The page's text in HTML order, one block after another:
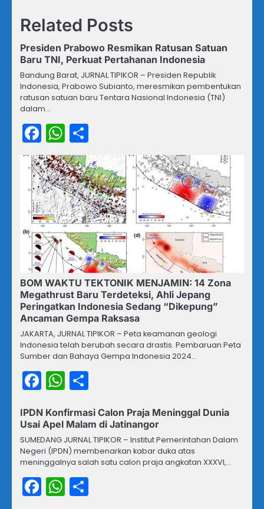
Related Posts
Presiden Prabowo Resmikan Ratusan Satuan
Baru TNI, Perkuat Pertahanan Indonesia
Bandung Barat, JURNAL TIPIKOR – Presiden Republik
Indonesia, Prabowo Subianto, meresmikan pembentukan
ratusan satuan baru Tentara Nasional Indonesia (TNI)
dalam…
Facebook
WhatsApp
BOM WAKTU TEKTONIK MENJAMIN: 14 Zona
Megathrust Baru Terdeteksi, Ahli Jepang
Peringatkan Indonesia Sedang “Dikepung”
Ancaman Gempa Raksasa
JAKARTA, JURNAL TIPIKOR – Peta keamanan geologi
Indonesia telah berubah secara drastis. Pembaruan Peta
Sumber dan Bahaya Gempa Indonesia 2024…
Facebook
WhatsApp
IPDN Konfirmasi Calon Praja Meninggal Dunia
Usai Apel Malam di Jatinangor
SUMEDANG JURNAL TIPIKOR – Institut Pemerintahan Dalam
Negeri (IPDN) membenarkan kabar duka atas
meninggalnya salah satu calon praja angkatan XXXVI,…
Facebook
WhatsApp